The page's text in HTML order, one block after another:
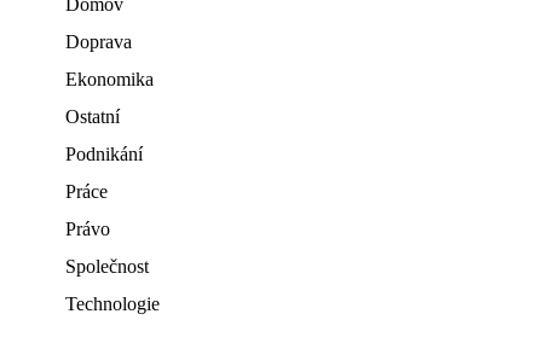
Domov
Doprava
Ekonomika
Ostatní
Podnikání
Práce
Právo
Společnost
Technologie